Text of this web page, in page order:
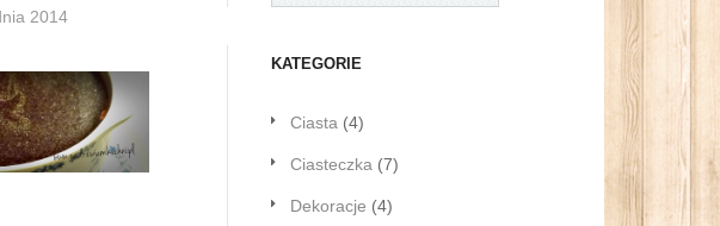
2014
KATEGORIE
Ciasta (4)
Ciasteczka (7)
Dekoracje (4)